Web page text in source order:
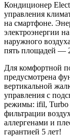
Кондиционер
управления
на смартфоне.
электроэнергии
наружного
пять площадей —
Для комфортной
предусмотрена
вертикальной
управления с
режимы: ifil, Turbo
фильтрации
аллергенами и
гарантией 5 лет!